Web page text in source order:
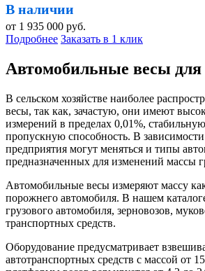
В наличии
от 1 935 000 руб.
Подробнее Заказать в 1 клик
Автомобильные весы для
В сельском хозяйстве наиболее
весы, так как, зачастую, они имеют
измерений в пределах 0,01%,
пропускную способность. В
предприятия могут меняться и типы
предназначенных для изменений массы
Автомобильные весы измеряют массу
порожнего автомобиля. В нашем
грузового автомобиля, зерновозов,
транспортных средств.
Оборудование предусматривает
автотранспортных средств с массой от